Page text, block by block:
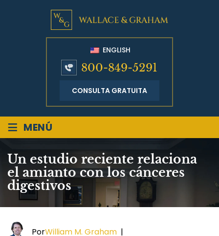
ENGLISH
800-849-5291
CONSULTA GRATUITA
≡ MENÚ
Un estudio reciente relaciona
el amianto con los cánceres
digestivos
PorWilliam M. Graham |